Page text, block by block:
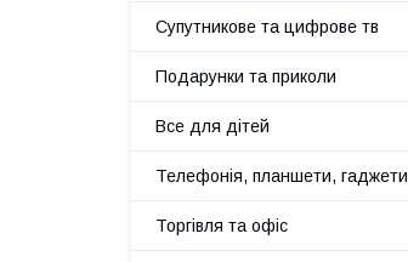
Супутникове та цифрове тв
Подарунки та приколи
Все для дітей
Телефонія, планшети, гаджети
Торгівля та офіс